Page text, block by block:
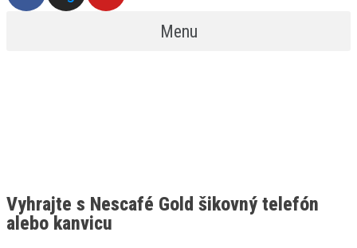
Menu
Vyhrajte s Nescafé Gold šikovný telefón
alebo kanvicu